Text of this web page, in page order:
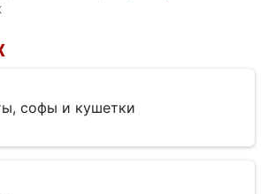
софы и кушетки